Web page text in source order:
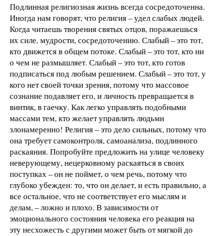
Подлинная религиозная жизнь всегда сосредоточенна.
Иногда нам говорят, что религия – удел слабых людей.
Когда читаешь творения святых отцов, поражаешься
их силе, мудрости, сосредоточению. Слабый – это тот,
кто движется в общем потоке. Слабый – это тот, кто ни
о чем не размышляет. Слабый – это тот, кто готов
подписаться под любым решением. Слабый – это тот, у
кого нет своей точки зрения, потому что массовое
сознание подавляет его, и личность превращается в
винтик, в гаечку. Как легко управлять подобными
массами тем, кто желает управлять людьми
злонамеренно! Религия – это дело сильных, потому что
она требует самоконтроля, самоанализа, подлинного
раскаяния. Попробуйте предложить на улице человеку
неверующему, нецерковному раскаяться в своих
поступках – он не поймет, о чем речь, потому что
глубоко убежден: то, что он делает, и есть правильно, а
все остальное, что не соответствует его мыслям и
делам, – ложно и плохо. В зависимости от
эмоционального состояния человека его реакция на
эту несхожесть с другими может быть от мягкой до